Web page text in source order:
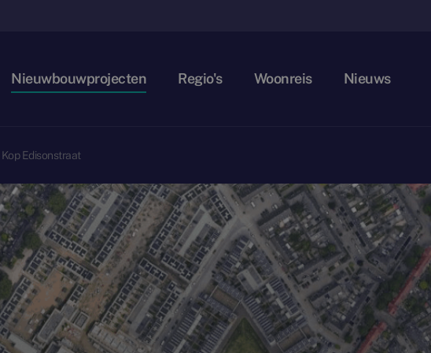
Nieuwbouwprojecten Regio's Woonreis Nieuws
Kop Edisonstraat